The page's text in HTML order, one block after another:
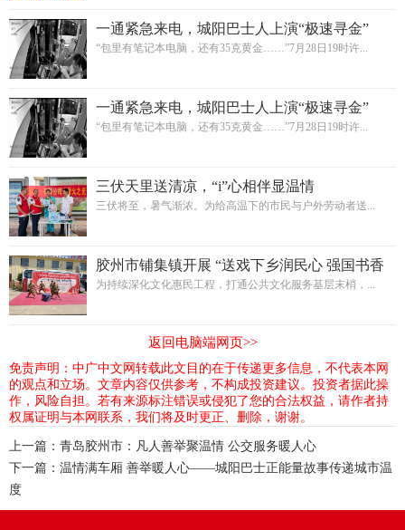
一通紧急来电，城阳巴士人上演“极速寻金”
“包里有笔记本电脑，还有35克黄金……”7月28日19时许...
一通紧急来电，城阳巴士人上演“极速寻金”
“包里有笔记本电脑，还有35克黄金……”7月28日19时许...
三伏天里送清凉，“i”心相伴显温情
三伏将至，暑气渐浓。为给高温下的市民与户外劳动者送...
胶州市铺集镇开展 “送戏下乡润民心 强国书香
满乡村” 文化惠民活动
为持续深化文化惠民工程，打通公共文化服务基层末梢，...
返回电脑端网页>>
免责声明：中广中文网转载此文目的在于传递更多信息，不代表本网
的观点和立场。文章内容仅供参考，不构成投资建议。投资者据此操
作，风险自担。若有来源标注错误或侵犯了您的合法权益，请作者持
权属证明与本网联系，我们将及时更正、删除，谢谢。
上一篇： 青岛胶州市：凡人善举聚温情 公交服务暖人心
下一篇： 温情满车厢 善举暖人心——城阳巴士正能量故事传递城市温
度